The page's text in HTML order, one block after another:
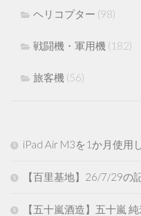
ヘリコプター (98)
戦闘機・軍用機 (182)
旅客機 (56)
iPad Air M3を1か月使用
【百里基地】26/7/29の
【五十嵐酒造】五十嵐